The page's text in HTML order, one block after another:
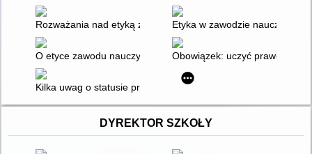
Rozważania nad etyką zawodu nauczycielaEtyka w zawodzie nauczyciela
O etyce zawodu nauczyciela Obowiązek: uczyć prawdy
Kilka uwag o statusie prawno-etycznym zawodu nauczyciela
DYREKTOR SZKOŁY